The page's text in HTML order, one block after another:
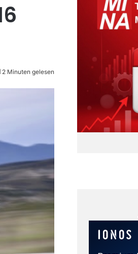
2 Minuten gelesen